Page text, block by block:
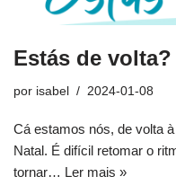
Estás de volta?
por isabel 2024-01-08
Cá estamos nós, de volta
Natal. É difícil retomar o
tornar… Ler mais »